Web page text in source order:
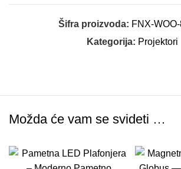
Šifra proizvoda: FNX-
Kategorija: Projektori
Možda će vam se svideti …